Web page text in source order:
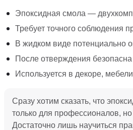
Эпоксидная смола —
Требует точного соблюдения
В жидком виде потенциально
После отверждения безопасна
Используется в декоре,
Сразу хотим сказать, что
только для профессионалов,
Достаточно лишь научиться